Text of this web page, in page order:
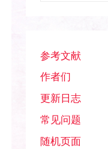
参考文献
作者们
更新日志
常见问题
随机页面